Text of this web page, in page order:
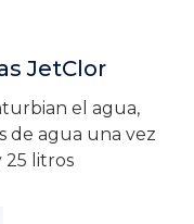
JetClor
el agua,
de agua una vez
25 litros